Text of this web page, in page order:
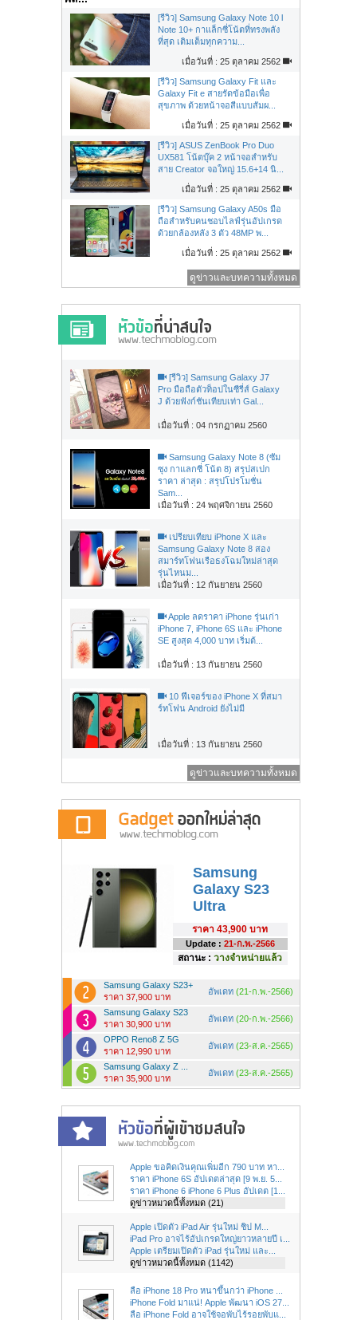
[รีวิว] Samsung Galaxy Note 10 l
Note 10+ กาแล็กซี่โน้ตที่ทรงพลัง
ที่สุด เติมเต็มทุกความ...
เมื่อวันที่ : 25 ตุลาคม 2562
[รีวิว] Samsung Galaxy Fit และ
Galaxy Fit e สายรัดข้อมือเพื่อ
สุขภาพ ด้วยหน้าจอสีแบบสัมผ...
เมื่อวันที่ : 25 ตุลาคม 2562
[รีวิว] ASUS ZenBook Pro Duo
UX581 โน้ตบุ๊ค 2 หน้าจอสำหรับ
สาย Creator จอใหญ่ 15.6+14 นิ...
เมื่อวันที่ : 25 ตุลาคม 2562
[รีวิว] Samsung Galaxy A50s มือ
ถือสำหรับคนชอบไลฟ์รุ่นอัปเกรด
ด้วยกล้องหลัง 3 ตัว 48MP พ...
เมื่อวันที่ : 25 ตุลาคม 2562
ดูข่าวและบทความทั้งหมด
[รีวิว] Samsung Galaxy J7
Pro มือถือตัวท็อปในซีรี่ส์ Galaxy
J ด้วยฟังก์ชันเทียบเท่า Gal...
เมื่อวันที่ : 04 กรกฏาคม 2560
Samsung Galaxy Note 8 (ซัม
ซุง กาแลกซี่ โน้ต 8) สรุปสเปก
ราคา ล่าสุด : สรุปโปรโมชั่น
Sam...
เมื่อวันที่ : 24 พฤศจิกายน 2560
เปรียบเทียบ iPhone X และ
Samsung Galaxy Note 8 สอง
สมาร์ทโฟนเรือธงโฉมใหม่ล่าสุด
รุ่นไหนม...
เมื่อวันที่ : 12 กันยายน 2560
Apple ลดราคา iPhone รุ่นเก่า
iPhone 7, iPhone 6S และ iPhone
SE สูงสุด 4,000 บาท เริ่มต้...
เมื่อวันที่ : 13 กันยายน 2560
10 ฟีเจอร์ของ iPhone X ที่สมา
ร์ทโฟน Android ยังไม่มี
เมื่อวันที่ : 13 กันยายน 2560
ดูข่าวและบทความทั้งหมด
Samsung
Galaxy S23
Ultra
ราคา 43,900 บาท
Update : 21-ก.พ.-2566
สถานะ : วางจำหน่ายแล้ว
Samsung Galaxy S23+
ราคา 37,900 บาท
อัพเดท (21-ก.พ.-2566)
Samsung Galaxy S23
ราคา 30,900 บาท
อัพเดท (20-ก.พ.-2566)
OPPO Reno8 Z 5G
ราคา 12,990 บาท
อัพเดท (23-ส.ค.-2565)
Samsung Galaxy Z ...
ราคา 35,900 บาท
อัพเดท (23-ส.ค.-2565)
Apple ขอคิดเงินคุณเพิ่มอีก 790 บาท หา...
ราคา iPhone 6S อัปเดตล่าสุด [9 พ.ย. 5...
ราคา iPhone 6 iPhone 6 Plus อัปเดต [1...
ดูข่าวหมวดนี้ทั้งหมด (21)
Apple เปิดตัว iPad Air รุ่นใหม่ ชิป M...
iPad Pro อาจไร้อัปเกรดใหญ่ยาวหลายปี เ...
Apple เตรียมเปิดตัว iPad รุ่นใหม่ และ...
ดูข่าวหมวดนี้ทั้งหมด (1142)
ลือ iPhone 18 Pro หนาขึ้นกว่า iPhone ...
iPhone Fold มาแน่! Apple พัฒนา iOS 27...
ลือ iPhone Fold อาจใช้จอพับไร้รอยพับแ...